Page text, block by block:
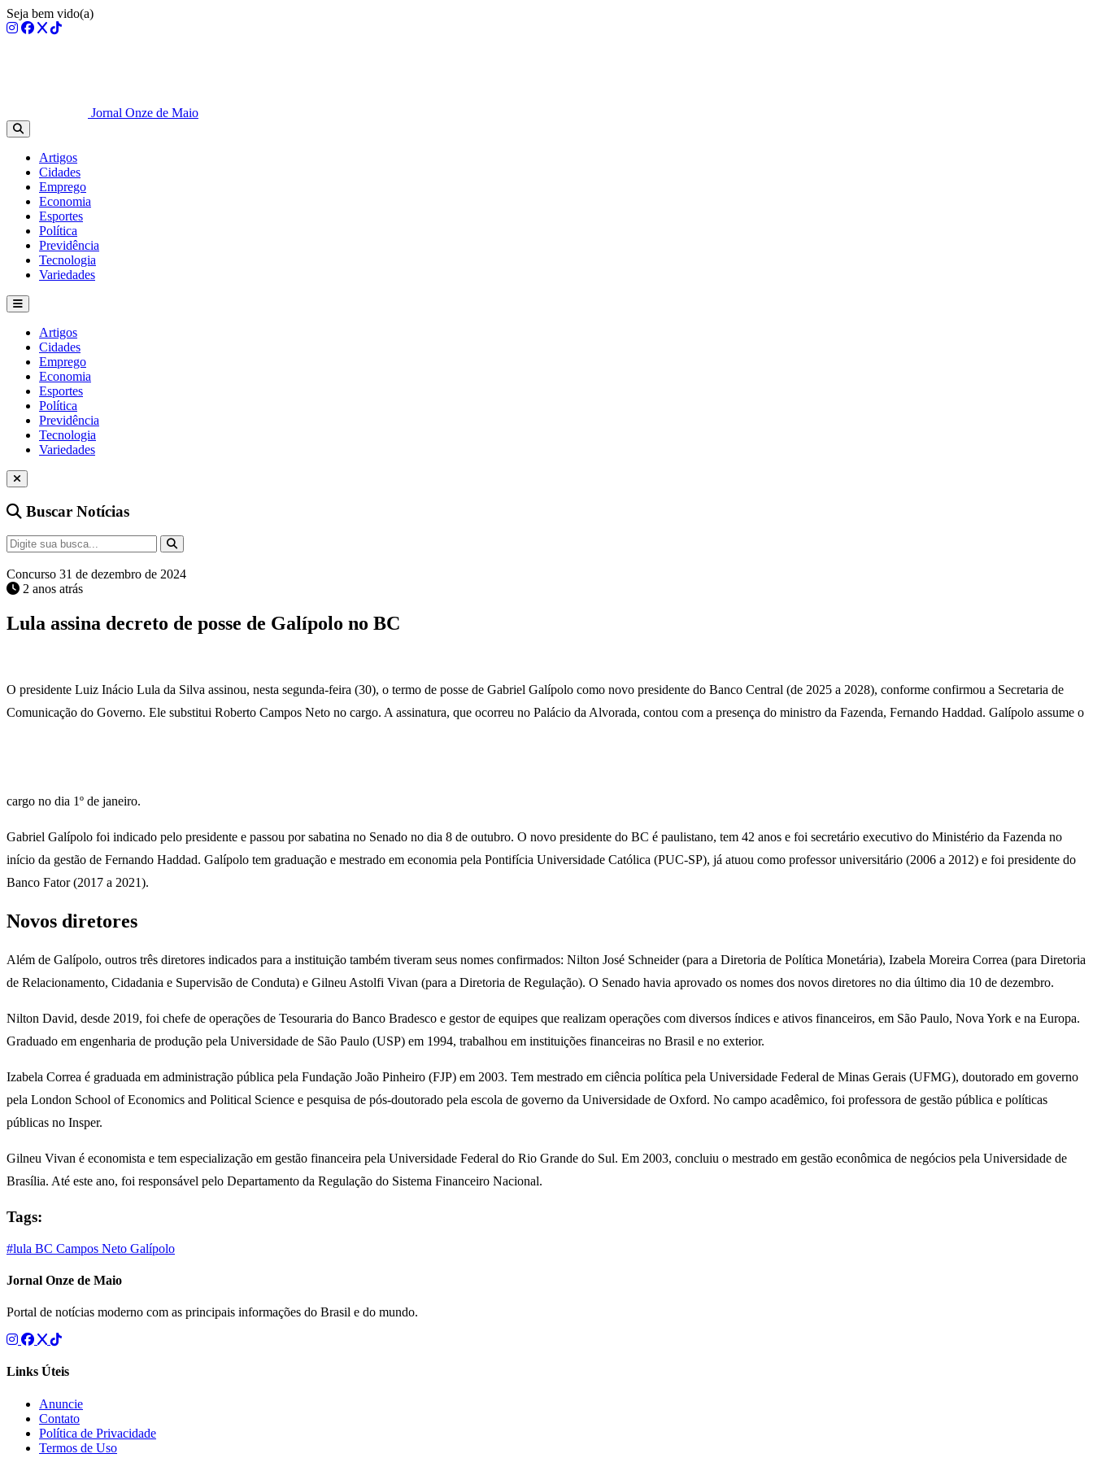
Seja bem vido(a)
Jornal Onze de Maio
Artigos
Cidades
Emprego
Economia
Esportes
Política
Previdência
Tecnologia
Variedades
Artigos
Cidades
Emprego
Economia
Esportes
Política
Previdência
Tecnologia
Variedades
Buscar Notícias
Concurso 31 de dezembro de 2024
2 anos atrás
Lula assina decreto de posse de Galípolo no BC
O presidente Luiz Inácio Lula da Silva assinou, nesta segunda-feira (30), o termo de posse de Gabriel Galípolo como novo presidente do Banco Central (de 2025 a 2028), conforme confirmou a Secretaria de
Comunicação do Governo. Ele substitui Roberto Campos Neto no cargo. A assinatura, que ocorreu no Palácio da Alvorada, contou com a presença do ministro da Fazenda, Fernando Haddad. Galípolo assume o
cargo no dia 1º de janeiro.
Gabriel Galípolo foi indicado pelo presidente e passou por sabatina no Senado no dia 8 de outubro. O novo presidente do BC é paulistano, tem 42 anos e foi secretário executivo do Ministério da Fazenda no
início da gestão de Fernando Haddad. Galípolo tem graduação e mestrado em economia pela Pontifícia Universidade Católica (PUC-SP), já atuou como professor universitário (2006 a 2012) e foi presidente do
Banco Fator (2017 a 2021).
Novos diretores
Além de Galípolo, outros três diretores indicados para a instituição também tiveram seus nomes confirmados: Nilton José Schneider (para a Diretoria de Política Monetária), Izabela Moreira Correa (para Diretoria
de Relacionamento, Cidadania e Supervisão de Conduta) e Gilneu Astolfi Vivan (para a Diretoria de Regulação). O Senado havia aprovado os nomes dos novos diretores no dia último dia 10 de dezembro.
Nilton David, desde 2019, foi chefe de operações de Tesouraria do Banco Bradesco e gestor de equipes que realizam operações com diversos índices e ativos financeiros, em São Paulo, Nova York e na Europa.
Graduado em engenharia de produção pela Universidade de São Paulo (USP) em 1994, trabalhou em instituições financeiras no Brasil e no exterior.
Izabela Correa é graduada em administração pública pela Fundação João Pinheiro (FJP) em 2003. Tem mestrado em ciência política pela Universidade Federal de Minas Gerais (UFMG), doutorado em governo
pela London School of Economics and Political Science e pesquisa de pós-doutorado pela escola de governo da Universidade de Oxford. No campo acadêmico, foi professora de gestão pública e políticas
públicas no Insper.
Gilneu Vivan é economista e tem especialização em gestão financeira pela Universidade Federal do Rio Grande do Sul. Em 2003, concluiu o mestrado em gestão econômica de negócios pela Universidade de
Brasília. Até este ano, foi responsável pelo Departamento da Regulação do Sistema Financeiro Nacional.
Tags:
#lula BC Campos Neto Galípolo
Jornal Onze de Maio
Portal de notícias moderno com as principais informações do Brasil e do mundo.
Links Úteis
Anuncie
Contato
Política de Privacidade
Termos de Uso